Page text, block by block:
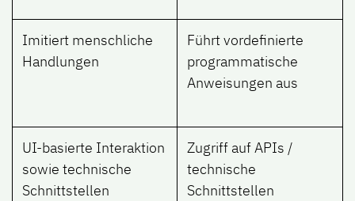
Imitiert menschliche
Handlungen
Führt vordefinierte
programmatische
Anweisungen aus
UI-basierte Interaktion
sowie technische
Schnittstellen
Zugriff auf APIs /
technische
Schnittstellen